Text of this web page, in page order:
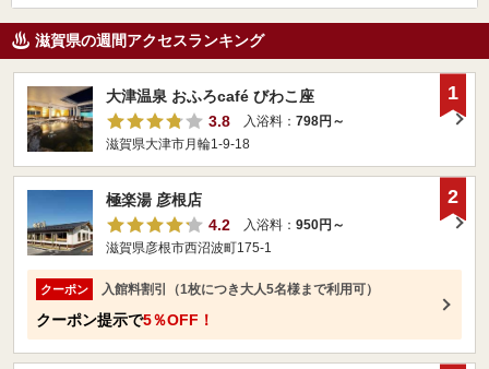
滋賀県の週間アクセスランキング
大津温泉 おふろcafé びわこ座
3.8
入浴料： 798円～
滋賀県大津市月輪1-9-18
1
極楽湯 彦根店
4.2
入浴料： 950円～
滋賀県彦根市西沼波町175-1
クーポン 入館料割引（1枚につき大人5名様まで利用可）
クーポン提示で5％OFF！
2